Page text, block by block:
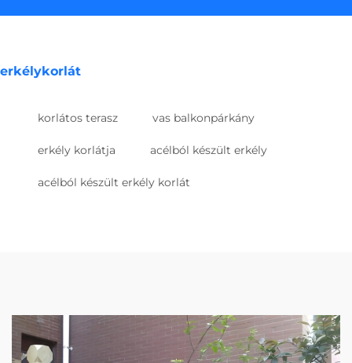
erkélykorlát
korlátos terasz vas balkonpárkány
erkély korlátja acélból készült erkély
acélból készült erkély korlát